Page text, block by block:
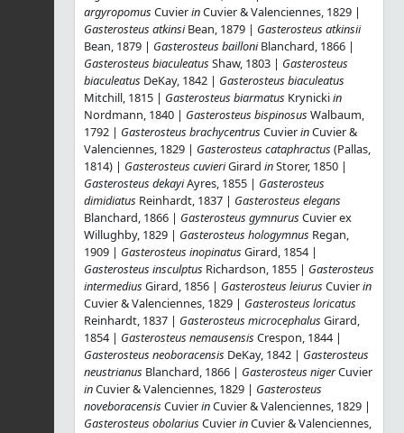
argyropomus CuvierinCuvier & Valenciennes, 1829 |
Gasterosteus atkinsiBean, 1879 | Gasterosteus atkinsii
Bean, 1879 | Gasterosteus bailloniBlanchard, 1866 |
Gasterosteus biaculeatus Shaw, 1803 | Gasterosteus
biaculeatus DeKay, 1842 | Gasterosteus biaculeatus
Mitchill, 1815 | Gasterosteus biarmatus Krynickiin
Nordmann, 1840 | Gasterosteus bispinosus Walbaum,
1792 | Gasterosteus brachycentrus CuvierinCuvier &
Valenciennes, 1829 | Gasterosteus cataphractus (Pallas,
1814) | Gasterosteus cuvieriGirard inStorer, 1850 |
Gasterosteus dekayiAyres, 1855 | Gasterosteus
dimidiatus Reinhardt, 1837 | Gasterosteus elegans
Blanchard, 1866 | Gasterosteus gymnurus Cuvier ex
Willughby, 1829 | Gasterosteus hologymnus Regan,
1909 | Gasterosteus inopinatus Girard, 1854 |
Gasterosteus insculptus Richardson, 1855 | Gasterosteus
intermedius Girard, 1856 | Gasterosteus leiurus Cuvierin
Cuvier & Valenciennes, 1829 | Gasterosteus loricatus
Reinhardt, 1837 | Gasterosteus microcephalus Girard,
1854 | Gasterosteus nemausensis Crespon, 1844 |
Gasterosteus neoboracensis DeKay, 1842 | Gasterosteus
neustrianus Blanchard, 1866 | Gasterosteus nigerCuvier
inCuvier & Valenciennes, 1829 | Gasterosteus
noveboracensis CuvierinCuvier & Valenciennes, 1829 |
Gasterosteus obolarius CuvierinCuvier & Valenciennes,